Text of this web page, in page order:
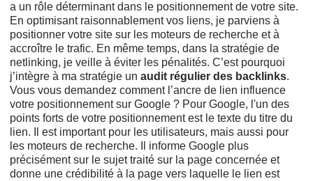
a un rôle déterminant dans le positionnement de votre site.
En optimisant raisonnablement vos liens, je parviens à
positionner votre site sur les moteurs de recherche et à
accroître le trafic. En même temps, dans la stratégie de
netlinking, je veille à éviter les pénalités. C’est pourquoi
j’intègre à ma stratégie unaudit régulier des backlinks.
Vous vous demandez comment l’ancre de lien influence
votre positionnement sur Google ? Pour Google, l'un des
points forts de votre positionnement est le texte du titre du
lien. Il est important pour les utilisateurs, mais aussi pour
les moteurs de recherche. Il informe Google plus
précisément sur le sujet traité sur la page concernée et
donne une crédibilité à la page vers laquelle le lien est